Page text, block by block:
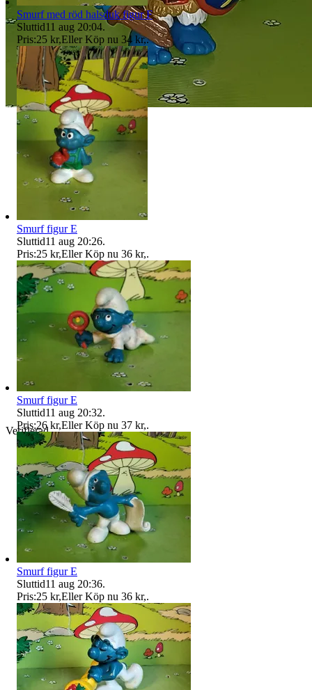
Verifierad
Smurf med röd halsduk figur F
Sluttid11 aug 20:04.
Pris:25 kr,Eller Köp nu 34 kr,.
Smurf figur E
Sluttid11 aug 20:26.
Pris:25 kr,Eller Köp nu 36 kr,.
Smurf figur E
Sluttid11 aug 20:32.
Pris:26 kr,Eller Köp nu 37 kr,.
Smurf figur E
Sluttid11 aug 20:36.
Pris:25 kr,Eller Köp nu 36 kr,.